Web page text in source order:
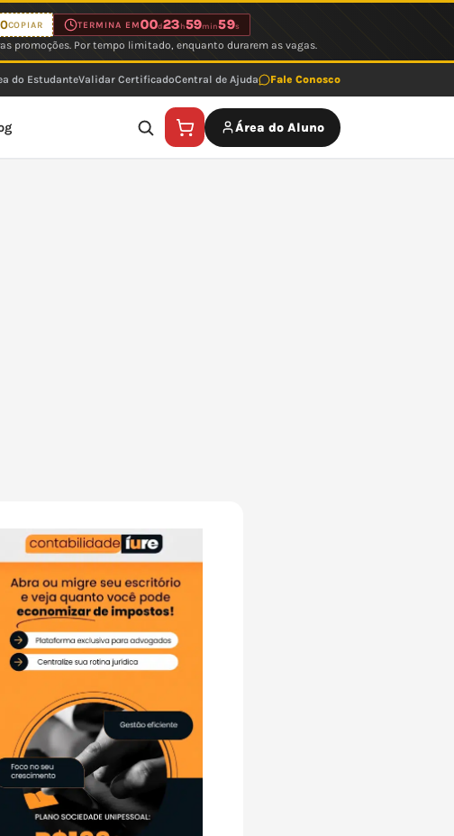
COPIAR TERMINA EM00d23 h59min59s
promoções. Por tempo limitado, enquanto durarem as vagas.
do EstudanteValidar CertificadoCentral de Ajuda Fale Conosco
Área do Aluno